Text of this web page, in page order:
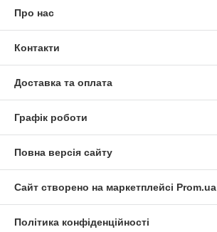
Про нас
Контакти
Доставка та оплата
Графік роботи
Повна версія сайту
Сайт створено на маркетплейсі Prom.ua
Політика конфіденційності